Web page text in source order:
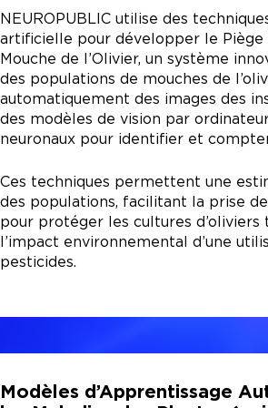
NEUROPUBLIC utilise des
artificielle pour développer le Piège
Mouche de l’Olivier, un système
des populations de mouches de
automatiquement des images des
des modèles de vision par
neuronaux pour identifier et
Ces techniques permettent une
des populations, facilitant la prise
pour protéger les cultures d’oliviers
l’impact environnemental d’une
pesticides.
Modèles d’Apprentissage